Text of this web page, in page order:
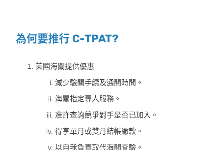
為何要推行 C-TPAT?
美國海關提供優惠
減少驗關手續及通關時間。
海關指定專人服務。
准許查詢競爭對手是否已加入。
得享單月或雙月結帳繳款。
以自我負責取代海關查驗。